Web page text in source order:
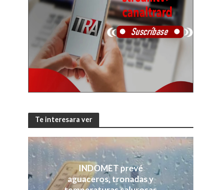
Te interesara ver
INDOMET prevé
aguaceros, tronadas y